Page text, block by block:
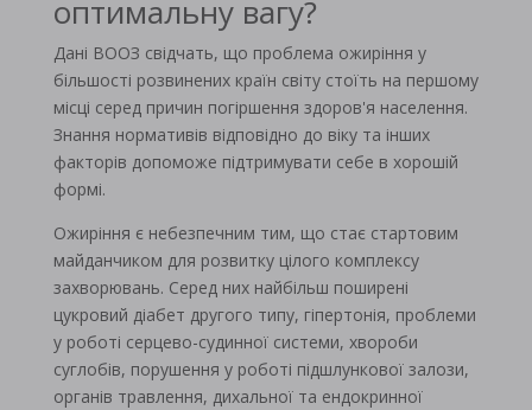
оптимальну вагу?
Дані ВООЗ свідчать, що проблема ожиріння у
більшості розвинених країн світу стоїть на першому
місці серед причин погіршення здоров'я населення.
Знання нормативів відповідно до віку та інших
факторів допоможе підтримувати себе в хорошій
формі.
Ожиріння є небезпечним тим, що стає стартовим
майданчиком для розвитку цілого комплексу
захворювань. Серед них найбільш поширені
цукровий діабет другого типу, гіпертонія, проблеми
у роботі серцево-судинної системи, хвороби
суглобів, порушення у роботі підшлункової залози,
органів травлення, дихальної та ендокринної